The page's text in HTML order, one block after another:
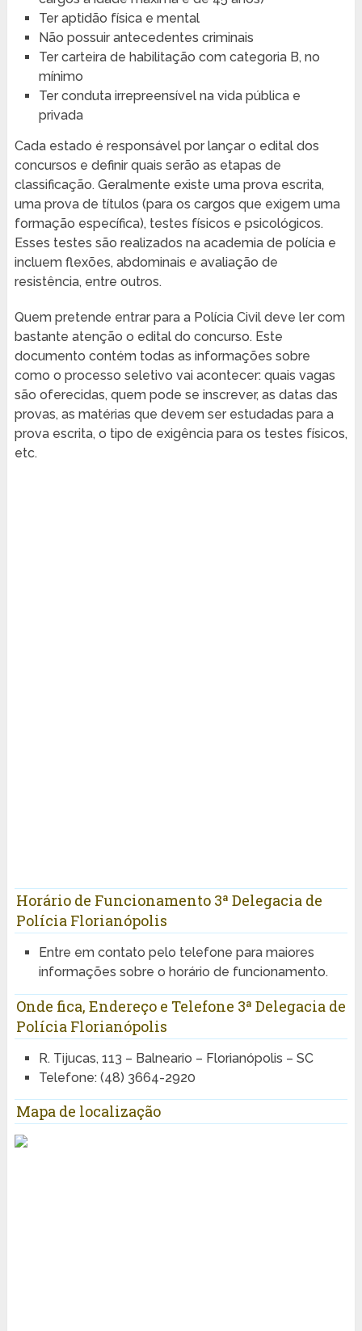
Ter aptidão física e mental
Não possuir antecedentes criminais
Ter carteira de habilitação com categoria B, no
mínimo
Ter conduta irrepreensível na vida pública e
privada
Cada estado é responsável por lançar o edital dos
concursos e definir quais serão as etapas de
classificação. Geralmente existe uma prova escrita,
uma prova de títulos (para os cargos que exigem uma
formação específica), testes físicos e psicológicos.
Esses testes são realizados na academia de polícia e
incluem flexões, abdominais e avaliação de
resistência, entre outros.
Quem pretende entrar para a Polícia Civil deve ler com
bastante atenção o edital do concurso. Este
documento contém todas as informações sobre
como o processo seletivo vai acontecer: quais vagas
são oferecidas, quem pode se inscrever, as datas das
provas, as matérias que devem ser estudadas para a
prova escrita, o tipo de exigência para os testes físicos,
etc.
Horário de Funcionamento 3ª Delegacia de
Polícia Florianópolis
Entre em contato pelo telefone para maiores
informações sobre o horário de funcionamento.
Onde fica, Endereço e Telefone 3ª Delegacia de
Polícia Florianópolis
R. Tijucas, 113 – Balneario – Florianópolis – SC
Telefone: (48) 3664-2920
Mapa de localização